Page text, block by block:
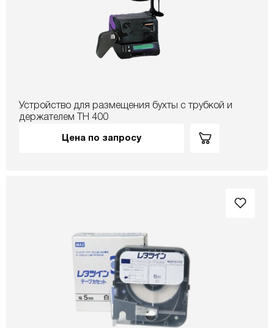
Устройство для размещения бухты с трубкой и
держателем TH 400
Цена по запросу